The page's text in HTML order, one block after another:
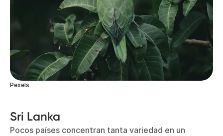
Pexels
Sri Lanka
Pocos países concentran tanta variedad en un